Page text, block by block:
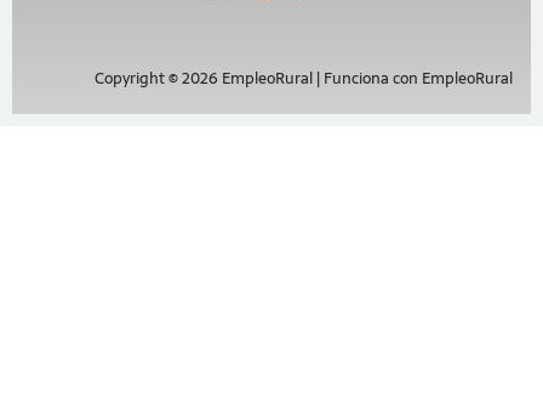
Copyright © 2026 EmpleoRural | Funciona con EmpleoRural